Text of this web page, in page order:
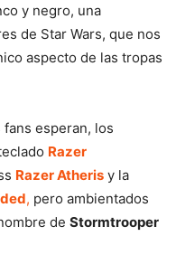
y negro, una
de Star Wars, que nos
aspecto de las tropas
fans esperan, los
Razer
Razer Atheris y la
, pero ambientados
de Stormtrooper